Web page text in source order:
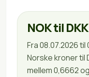
NOK til
Fra 08.07.2026
Norske kroner
mellem 0,6662